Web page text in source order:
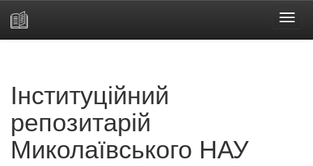
Інституційний
репозитарій
Миколаївського НАУ